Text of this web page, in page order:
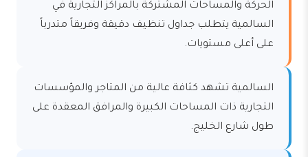
الحركة والمساحات المشتركة بالمراكز التجارية في
السالمية يتطلب جداول تنظيف دقيقة وفريقاً متدرباً
على أعلى مستويات.
السالمية تشهد كثافة عالية من المتاجر والمؤسسات
التجارية ذات المساحات الكبيرة والمرافق المعقدة على
طول شارع الخليج.